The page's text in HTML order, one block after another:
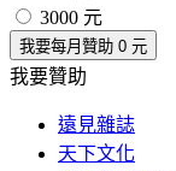
3000 元
我要每月贊助 0 元
我要贊助
遠見雜誌
天下文化